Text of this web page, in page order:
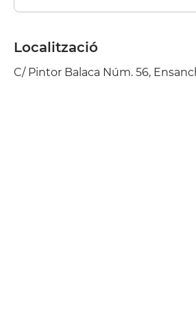
Localització
C/ Pintor Balaca Núm. 56,